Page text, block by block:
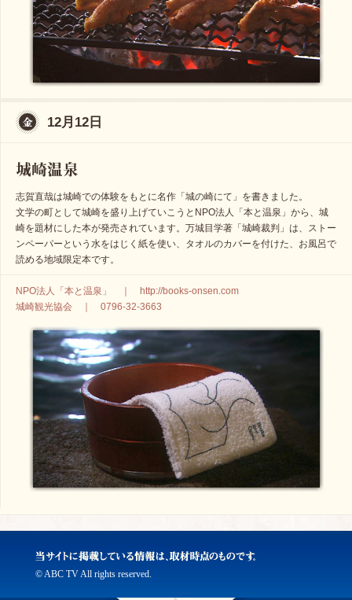
12月12日
志賀直哉は城崎での体験をもとに名作「城の崎にて」を書きました。
文学の町として城崎を盛り上げていこうとNPO法人「本と温泉」から、城
崎を題材にした本が発売されています。万城目学著「城崎裁判」は、ストー
ンペーパーという水をはじく紙を使い、タオルのカバーを付けた、お風呂で
読める地域限定本です。
NPO法人「本と温泉」 ｜ http://books-onsen.com
城崎観光協会 ｜ 0796-32-3663
© ABC TV All rights reserved.